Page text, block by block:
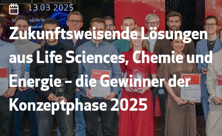
13.03.2025
Zukunftsweisende Lösungen
aus Life Sciences, Chemie und
Energie – die Gewinner der
Konzeptphase 2025